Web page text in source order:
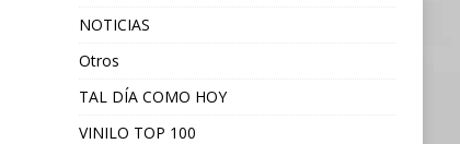
NOTICIAS
Otros
TAL DÍA COMO HOY
VINILO TOP 100